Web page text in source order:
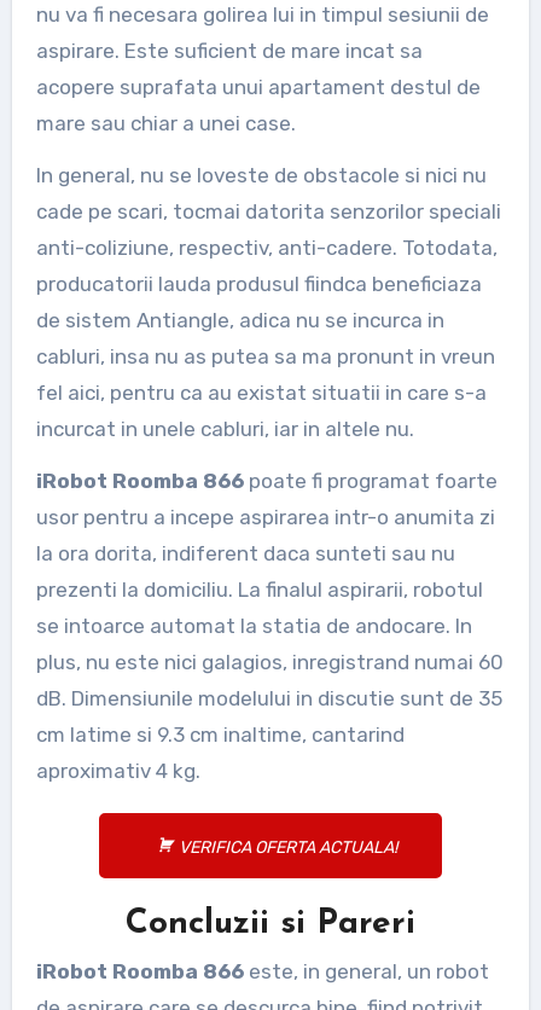
nu va fi necesara golirea lui in timpul sesiunii de
aspirare. Este suficient de mare incat sa
acopere suprafata unui apartament destul de
mare sau chiar a unei case.
In general, nu se loveste de obstacole si nici nu
cade pe scari, tocmai datorita senzorilor speciali
anti-coliziune, respectiv, anti-cadere. Totodata,
producatorii lauda produsul fiindca beneficiaza
de sistem Antiangle, adica nu se incurca in
cabluri, insa nu as putea sa ma pronunt in vreun
fel aici, pentru ca au existat situatii in care s-a
incurcat in unele cabluri, iar in altele nu.
iRobot Roomba 866 poate fi programat foarte
usor pentru a incepe aspirarea intr-o anumita zi
la ora dorita, indiferent daca sunteti sau nu
prezenti la domiciliu. La finalul aspirarii, robotul
se intoarce automat la statia de andocare. In
plus, nu este nici galagios, inregistrand numai 60
dB. Dimensiunile modelului in discutie sunt de 35
cm latime si 9.3 cm inaltime, cantarind
aproximativ 4 kg.
VERIFICA OFERTA ACTUALA!
Concluzii si Pareri
iRobot Roomba 866 este, in general, un robot